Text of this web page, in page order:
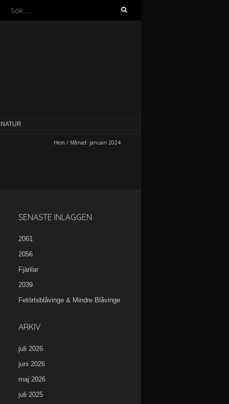
NATUR
Hem / Månad: januari 2024
SENASTE INLÄGGEN
2061
2056
Fjärilar
2039
Fetörtsblåvinge & Mindre Blåvinge
ARKIV
juli 2026
juni 2026
maj 2026
juli 2025